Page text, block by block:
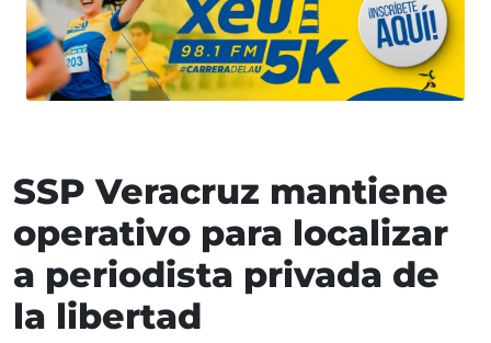
SSP Veracruz mantiene
operativo para localizar
a periodista privada de
la libertad